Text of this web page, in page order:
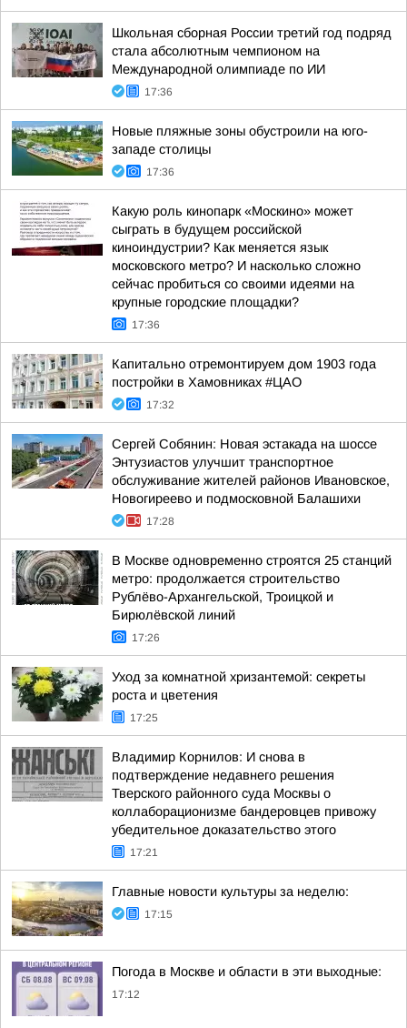
Школьная сборная России третий год подряд
стала абсолютным чемпионом на
Международной олимпиаде по ИИ
17:36
Новые пляжные зоны обустроили на юго-
западе столицы
17:36
Какую роль кинопарк «Москино» может
сыграть в будущем российской
киноиндустрии? Как меняется язык
московского метро? И насколько сложно
сейчас пробиться со своими идеями на
крупные городские площадки?
17:36
Капитально отремонтируем дом 1903 года
постройки в Хамовниках #ЦАО
17:32
Сергей Собянин: Новая эстакада на шоссе
Энтузиастов улучшит транспортное
обслуживание жителей районов Ивановское,
Новогиреево и подмосковной Балашихи
17:28
В Москве одновременно строятся 25 станций
метро: продолжается строительство
Рублёво-Архангельской, Троицкой и
Бирюлёвской линий
17:26
Уход за комнатной хризантемой: секреты
роста и цветения
17:25
Владимир Корнилов: И снова в
подтверждение недавнего решения
Тверского районного суда Москвы о
коллаборационизме бандеровцев привожу
убедительное доказательство этого
17:21
Главные новости культуры за неделю:
17:15
Погода в Москве и области в эти выходные:
17:12